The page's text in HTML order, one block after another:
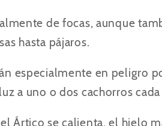
de focas, aunque
hasta pájaros.
especialmente en peligro
a uno o dos cachorros
Ártico se calienta, el hielo